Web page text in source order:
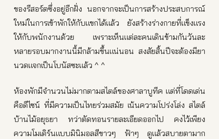
ของรีสอร์ตซึ่งอยู่อีกฝั่ง นอกจากจะเป็นการสร้างประสบการณ์
ใหม่ในการเข้าพักให้กับแขกได้แล้ว ยังสร้างร่างกายที่แข็งแรง
ให้กับพนักงานด้วย เพราะเห็นแต่ละคนเดินข้ามกันวันละ
หลายรอบมากงานนี้มีกล้ามขึ้นแน่นอน สงสัยสิ้นปีจะต้องมียา
นวดแจกเป็นโบนัสซะแล้ว ^ ^
ห้องพักมีจำนวนไม่มากตามสไตล์ของศาลาบูทีค แต่ที่โดดเด่น
คือดีไซน์ ที่มีความเป็นไทยร่วมสมัย เน้นความโปร่งโล่ง สไตล์
บ้านไม้อยุธยา ทว่าตัดทอนรายละเอียดออกไป คงไว้เพียง
ความโมเดิร์นแบบมินิมอลสีขาวๆ ฟ้าๆ ดูแล้วสบายตามาก